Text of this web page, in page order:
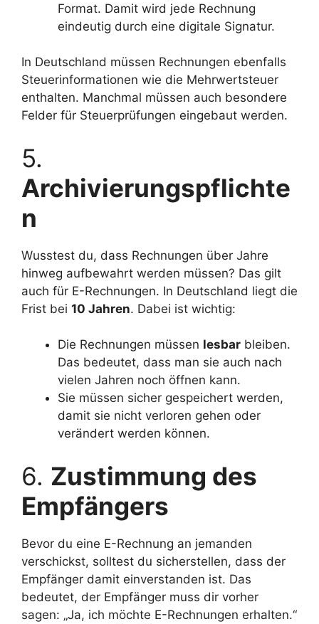
Format. Damit wird jede Rechnung
eindeutig durch eine digitale Signatur.
In Deutschland müssen Rechnungen ebenfalls
Steuerinformationen wie die Mehrwertsteuer
enthalten. Manchmal müssen auch besondere
Felder für Steuerprüfungen eingebaut werden.
5.
Archivierungspflichte
n
Wusstest du, dass Rechnungen über Jahre
hinweg aufbewahrt werden müssen? Das gilt
auch für E-Rechnungen. In Deutschland liegt die
Frist bei 10 Jahren. Dabei ist wichtig:
Die Rechnungen müssen lesbar bleiben.
Das bedeutet, dass man sie auch nach
vielen Jahren noch öffnen kann.
Sie müssen sicher gespeichert werden,
damit sie nicht verloren gehen oder
verändert werden können.
6. Zustimmung des
Empfängers
Bevor du eine E-Rechnung an jemanden
verschickst, solltest du sicherstellen, dass der
Empfänger damit einverstanden ist. Das
bedeutet, der Empfänger muss dir vorher
sagen: „Ja, ich möchte E-Rechnungen erhalten.“